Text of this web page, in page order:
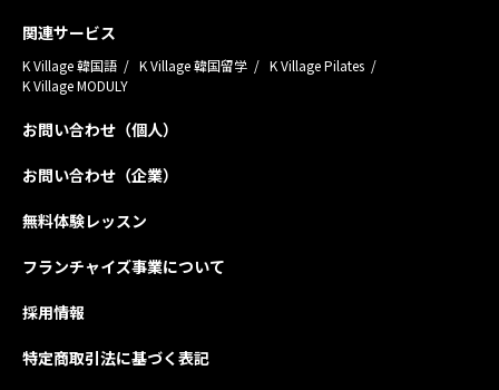
関連サービス
K Village 韓国語 K Village 韓国留学
K Village Pilates
K Village MODULY
お問い合わせ（個人）
お問い合わせ（企業）
無料体験レッスン
フランチャイズ事業について
採用情報
特定商取引法に基づく表記